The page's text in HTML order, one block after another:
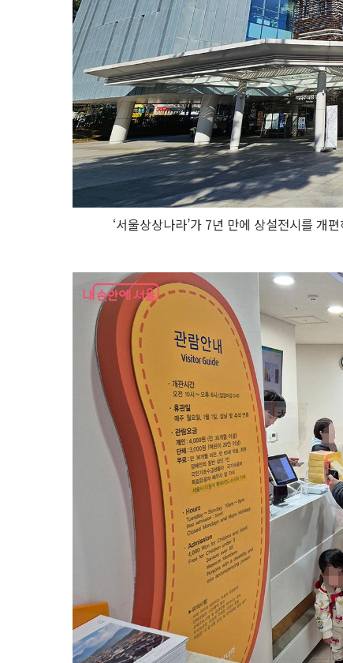
‘서울상상나라’가 7년 만에 상설전시를 개